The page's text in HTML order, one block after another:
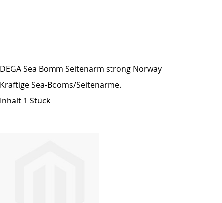
DEGA Sea Bomm Seitenarm strong Norway
Kräftige Sea-Booms/Seitenarme.
Inhalt 1 Stück